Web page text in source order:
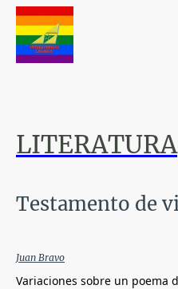
LITERATURA
Testamento de
Juan Bravo
Variaciones sobre un poema